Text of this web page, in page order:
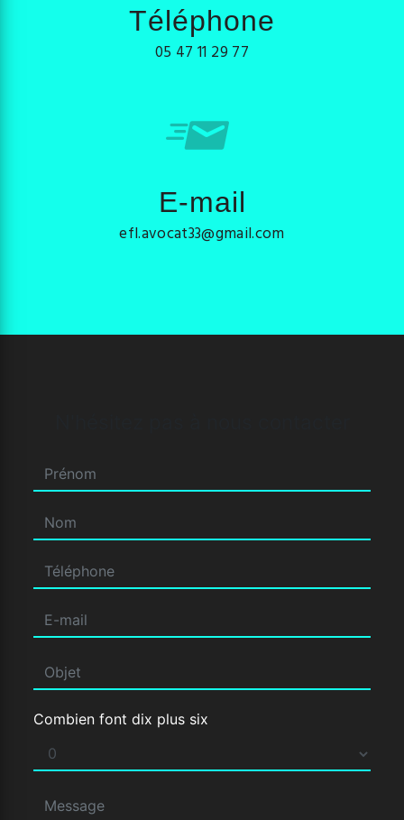
Téléphone
05 47 11 29 77
E-mail
efl.avocat33@gmail.com
Combien font dix plus six